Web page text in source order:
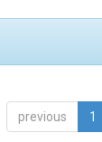
previous 1